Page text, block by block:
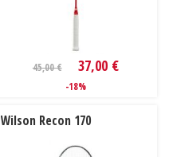
45,00 € 37,00 €
-18%
Wilson Recon 170